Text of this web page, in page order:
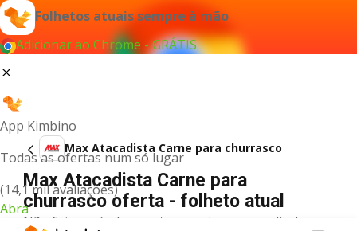
Folhetos atuais sempre à mão
Adicionar ao Chrome - GRÁTIS
App Kimbino
Todas as ofertas num só lugar
(14,1 mil avaliações)
Abra
Max Atacadista Carne para churrasco
Max Atacadista Carne para
churrasco oferta - folheto atual
Não foi possível encontrar quaisquer resultados